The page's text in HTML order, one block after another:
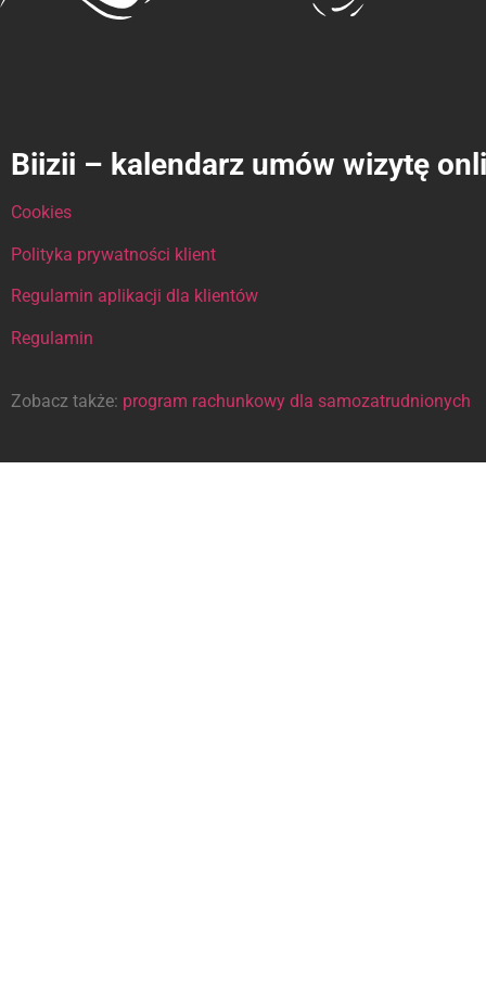
Biizii – kalendarz umów wizytę
Cookies
Polityka prywatności klient
Regulamin aplikacji dla klientów
Regulamin
Zobacz także: program rachunkowy dla samozatrudnionych